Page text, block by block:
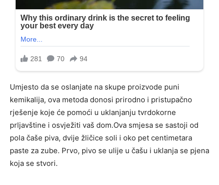
Umjesto da se oslanjate na skupe proizvode puni
kemikalija, ova metoda donosi prirodno i pristupačno
rješenje koje će pomoći u uklanjanju tvrdokorne
prljavštine i osvježiti vaš dom.Ova smjesa se sastoji od
pola čaše piva, dvije žličice soli i oko pet centimetara
paste za zube. Prvo, pivo se ulije u čašu i uklanja se pjena
koja se stvori.